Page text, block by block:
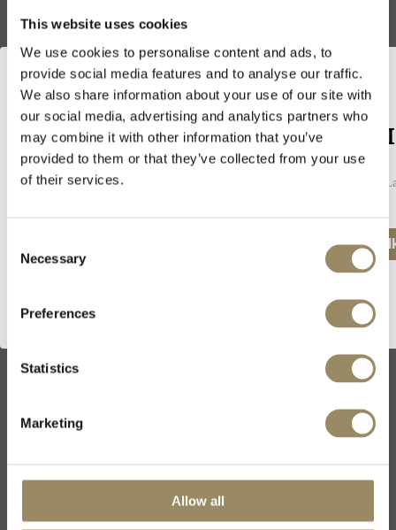
This website uses cookies
We use cookies to personalise content and ads, to
provide social media features and to analyse our traffic.
We also share information about your use of our site with
our social media, advertising and analytics partners who
may combine it with other information that you’ve
provided to them or that they’ve collected from your use
of their services.
Selection
Necessary
Preferences
Statistics
Marketing
Allow all
75cl
CHF 162.15
Willkommen bei
Da wir Weine und Spirituosen verkaufen, müssen Sie in Ihrem
Ich besitze das gesetzliche Mindestalter, um